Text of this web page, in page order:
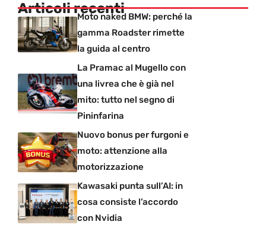
Articoli recentiMoto naked BMW: perché la
gamma Roadster rimette
la guida al centro
La Pramac al Mugello con
una livrea che è già nel
mito: tutto nel segno di
Pininfarina
Nuovo bonus per furgoni e
moto: attenzione alla
motorizzazione
Kawasaki punta sull’AI: in
cosa consiste l’accordo
con Nvidia